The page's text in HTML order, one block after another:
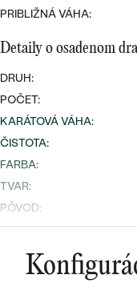
PRIBLIŽNÁ VÁHA:
Detaily o osadenom
DRUH:
POČET:
KARÁTOVÁ VÁHA:
ČISTOTA:
FARBA:
TVAR:
PÔVOD:
DRUH: